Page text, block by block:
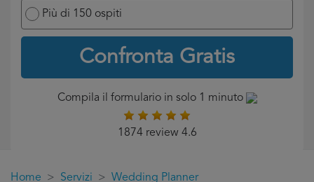
Più di 150 ospiti
Confronta Gratis
Compila il formulario in solo 1 minuto
1874 review 4.6
Home Servizi
Wedding Planner